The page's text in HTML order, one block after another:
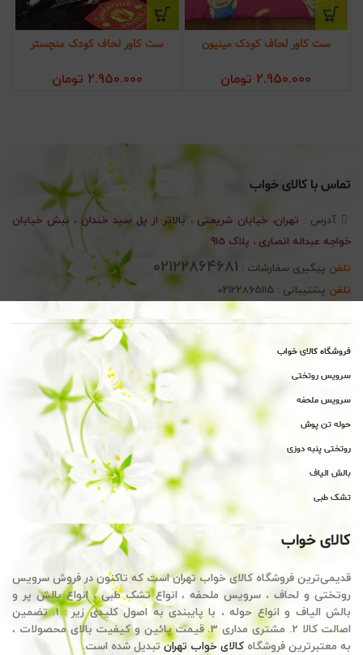
ست کاور لحاف کودک مینیون
2.950.000 تومان
ست کاور لحاف کودک منچستر
2.950.000 تومان
تماس با کالای خواب
آدرس : تهران، خیابان شریعتی ، بالاتر از پل سید خندان ، نبش خیابان
خواجه عبداله انصاری ، پلاک 915
تلفن پیگیری سفارشات : 02122864681
تلفن پشتیبانی : 02122865115
فروشگاه کالای خواب
سرویس روتختی
سرویس ملحفه
حوله تن پوش
روتختی پنبه دوزی
بالش الیاف
تشک طبی
کالای خواب
قدیمی‌ترین فروشگاه کالای خواب تهران است که تاکنون در فروش سرویس
روتختی و لحاف ، سرویس ملحفه ، انواع تشک طبی ، انواع بالش پر و
بالش الیاف و انواع حوله ، با پایبندی به اصول کلیدی زیر : 1. تضمین
اصالت کالا 2. مشتری مداری 3. قیمت پائین و کیفیت بالای محصولات ،
به معتبرترین فروشگاه کالای خواب تهرانتبدیل شده است.